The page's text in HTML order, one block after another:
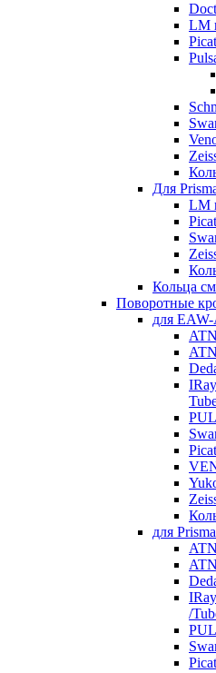
LM
Для
LM
Кольца
Поворотные
для
для
/